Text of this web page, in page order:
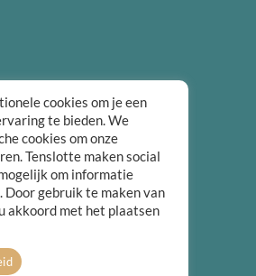
cookies om je een
te bieden. We
cookies om onze
Tenslotte maken social
om informatie
Door gebruik te maken van
akkoord met het plaatsen